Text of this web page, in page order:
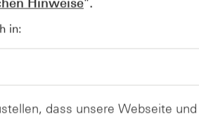
in:
dass unsere Webseite